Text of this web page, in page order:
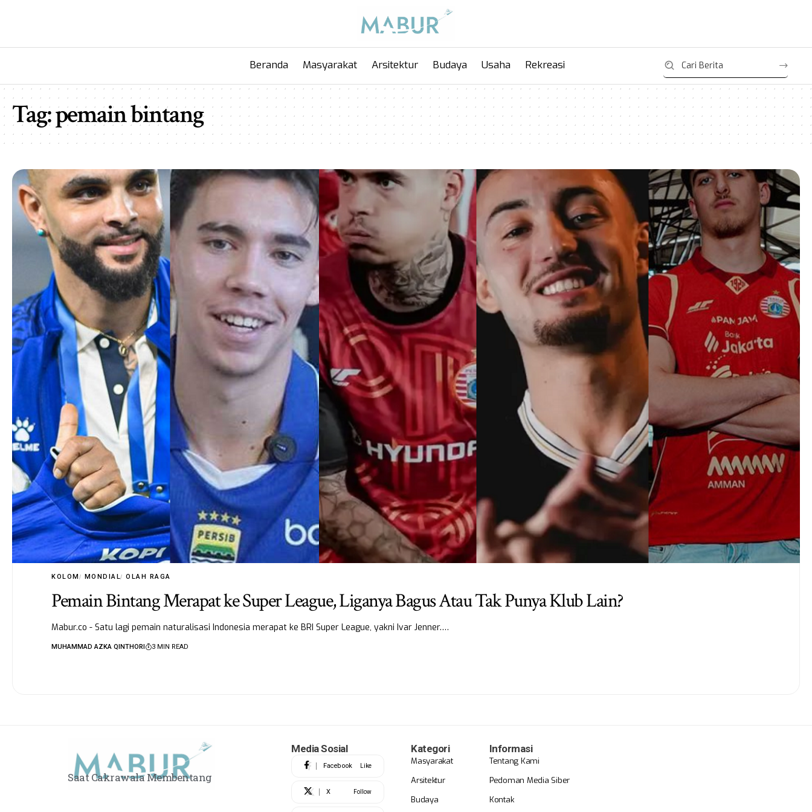
Beranda Masyarakat Arsitektur Budaya Usaha Rekreasi
Tag:pemain bintang
KOLOM MONDIAL OLAH RAGA
Pemain Bintang Merapat ke Super League, Liganya Bagus Atau Tak Punya Klub Lain?
Mabur.co - Satu lagi pemain naturalisasi Indonesia merapat ke BRI Super League, yakni Ivar Jenner.…
MUHAMMAD AZKA QINTHORI 3 MIN READ
Saat Cakrawala Membentang
Media Sosial
Facebook Like
X Follow
Kategori
Masyarakat
Arsitektur
Budaya
Informasi
Tentang Kami
Pedoman Media Siber
Kontak